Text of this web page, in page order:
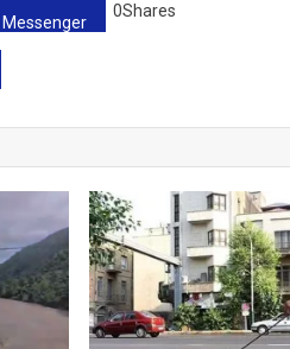
Messenger
0Shares